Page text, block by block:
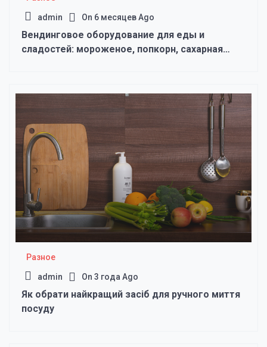
admin On 6 месяцев Ago
Вендинговое оборудование для еды и
сладостей: мороженое, попкорн, сахарная
Разное
admin On 3 года Ago
Як обрати найкращий засіб для ручного миття
посуду